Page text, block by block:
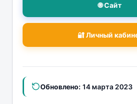
🌐 Сайт
🔐 Личный
Обновлено: 14 марта 2023